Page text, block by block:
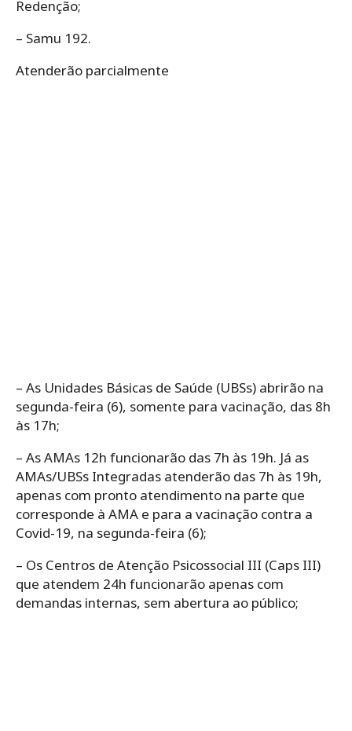
Redenção;
– Samu 192.
Atenderão parcialmente
– As Unidades Básicas de Saúde (UBSs) abrirão na
segunda-feira (6), somente para vacinação, das 8h
às 17h;
– As AMAs 12h funcionarão das 7h às 19h. Já as
AMAs/UBSs Integradas atenderão das 7h às 19h,
apenas com pronto atendimento na parte que
corresponde à AMA e para a vacinação contra a
Covid-19, na segunda-feira (6);
– Os Centros de Atenção Psicossocial III (Caps III)
que atendem 24h funcionarão apenas com
demandas internas, sem abertura ao público;